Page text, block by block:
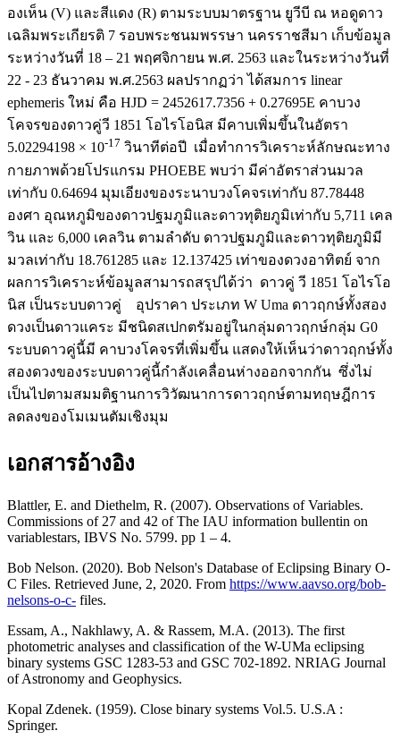
องเห็น (V) และสีแดง (R) ตามระบบมาตรฐาน ยูวีบี ณ หอดูดาว
เฉลิมพระเกียรติ 7 รอบพระชนมพรรษา นครราชสีมา เก็บข้อมูล
ระหว่างวันที่ 18 – 21 พฤศจิกายน พ.ศ. 2563 และในระหว่างวันที่
22 - 23 ธันวาคม พ.ศ.2563 ผลปรากฏว่า ได้สมการ linear
ephemeris ใหม่ คือ HJD = 2452617.7356 + 0.27695E คาบวง
โคจรของดาวคู่วี 1851 โอไรโอนิส มีคาบเพิ่มขึ้นในอัตรา
5.02294198 × 10-17 วินาทีต่อปี เมื่อทำการวิเคราะห์ลักษณะทาง
กายภาพด้วยโปรแกรม PHOEBE พบว่า มีค่าอัตราส่วนมวล
เท่ากับ 0.64694 มุมเอียงของระนาบวงโคจรเท่ากับ 87.78448
องศา อุณหภูมิของดาวปฐมภูมิและดาวทุติยภูมิเท่ากับ 5,711 เคล
วิน และ 6,000 เคลวิน ตามลำดับ ดาวปฐมภูมิและดาวทุติยภูมิมี
มวลเท่ากับ 18.761285 และ 12.137425 เท่าของดวงอาทิตย์ จาก
ผลการวิเคราะห์ข้อมูลสามารถสรุปได้ว่า ดาวคู่ วี 1851 โอไรโอ
นิส เป็นระบบดาวคู่ อุปราคา ประเภท W Uma ดาวฤกษ์ทั้งสอง
ดวงเป็นดาวแคระ มีชนิดสเปกตรัมอยู่ในกลุ่มดาวฤกษ์กลุ่ม G0
ระบบดาวคู่นี้มี คาบวงโคจรที่เพิ่มขึ้น แสดงให้เห็นว่าดาวฤกษ์ทั้ง
สองดวงของระบบดาวคู่นี้กำลังเคลื่อนห่างออกจากกัน ซึ่งไม่
เป็นไปตามสมมติฐานการวิวัฒนาการดาวฤกษ์ตามทฤษฎีการ
ลดลงของโมเมนตัมเชิงมุม
เอกสารอ้างอิง
Blattler, E. and Diethelm, R. (2007). Observations of Variables.
Commissions of 27 and 42 of The IAU information bullentin on
variablestars, IBVS No. 5799. pp 1 – 4.
Bob Nelson. (2020). Bob Nelson's Database of Eclipsing Binary O-
C Files. Retrieved June, 2, 2020. From https://www.aavso.org/bob-
nelsons-o-c- files.
Essam, A., Nakhlawy, A. & Rassem, M.A. (2013). The first
photometric analyses and classification of the W-UMa eclipsing
binary systems GSC 1283-53 and GSC 702-1892. NRIAG Journal
of Astronomy and Geophysics.
Kopal Zdenek. (1959). Close binary systems Vol.5. U.S.A :
Springer.